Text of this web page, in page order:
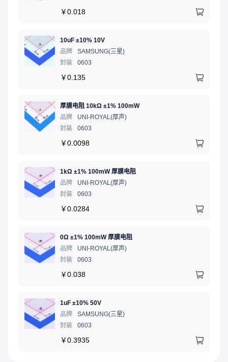
￥0.018
10uF ±10% 10V
品牌
SAMSUNG(三星)
封装
0603
￥0.135
厚膜电阻 10kΩ ±1% 100mW
品牌
UNI-ROYAL(厚声)
封装
0603
￥0.0098
1kΩ ±1% 100mW 厚膜电阻
品牌
UNI-ROYAL(厚声)
封装
0603
￥0.0284
0Ω ±1% 100mW 厚膜电阻
品牌
UNI-ROYAL(厚声)
封装
0603
￥0.038
1uF ±10% 50V
品牌
SAMSUNG(三星)
封装
0603
￥0.3935